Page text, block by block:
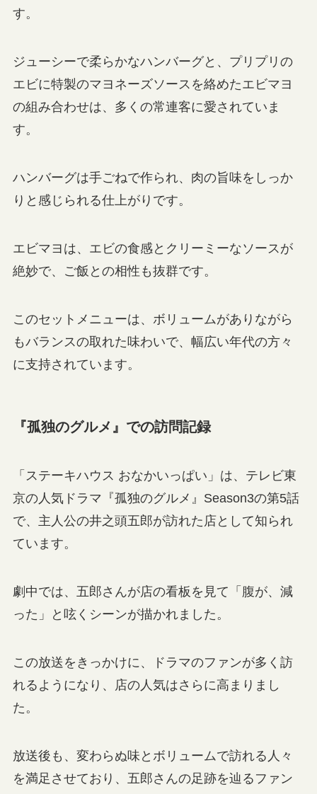
す。
ジューシーで柔らかなハンバーグと、プリプリの
エビに特製のマヨネーズソースを絡めたエビマヨ
の組み合わせは、多くの常連客に愛されていま
す。
ハンバーグは手ごねで作られ、肉の旨味をしっか
りと感じられる仕上がりです。
エビマヨは、エビの食感とクリーミーなソースが
絶妙で、ご飯との相性も抜群です。
このセットメニューは、ボリュームがありながら
もバランスの取れた味わいで、幅広い年代の方々
に支持されています。
『孤独のグルメ』での訪問記録
「ステーキハウス おなかいっぱい」は、テレビ東
京の人気ドラマ『孤独のグルメ』Season3の第5話
で、主人公の井之頭五郎が訪れた店として知られ
ています。
劇中では、五郎さんが店の看板を見て「腹が、減
った」と呟くシーンが描かれました。
この放送をきっかけに、ドラマのファンが多く訪
れるようになり、店の人気はさらに高まりまし
た。
放送後も、変わらぬ味とボリュームで訪れる人々
を満足させており、五郎さんの足跡を辿るファン